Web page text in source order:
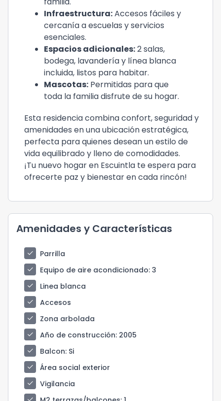
Infraestructura:Accesos fáciles y
cercanía a escuelas y servicios
esenciales.
Espacios adicionales:2 salas,
bodega, lavandería y línea blanca
incluida, listos para habitar.
Mascotas: Permitidas para que
toda la familia disfrute de su hogar.
Esta residencia combina confort, seguridad y
amenidades en una ubicación estratégica,
perfecta para quienes desean un estilo de
vida equilibrado y lleno de comodidades.
¡Tu nuevo hogar en Escuintla te espera para
ofrecerte paz y bienestar en cada rincón!
Amenidades y Características
check
Parrilla
check
Equipo de aire acondicionado: 3
check
Linea blanca
check
Accesos
check
Zona arbolada
check
Año de construcción: 2005
check
Balcon: Si
check
Área social exterior
check
Vigilancia